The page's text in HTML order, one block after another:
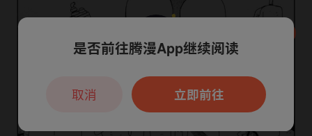
本章节仅支持App阅读，可打开App新用
户7天免费看
是否前往腾漫App继续阅读
立即前往
取消